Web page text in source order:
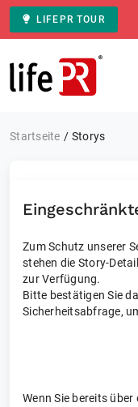
LIFEPR TOUR
Zur Startseite
Startseite Storys
Zum Schutz unserer
stehen die Story-
zur Verfügung.
Bitte bestätigen Sie
Sicherheitsabfrage,
Wenn Sie bereits